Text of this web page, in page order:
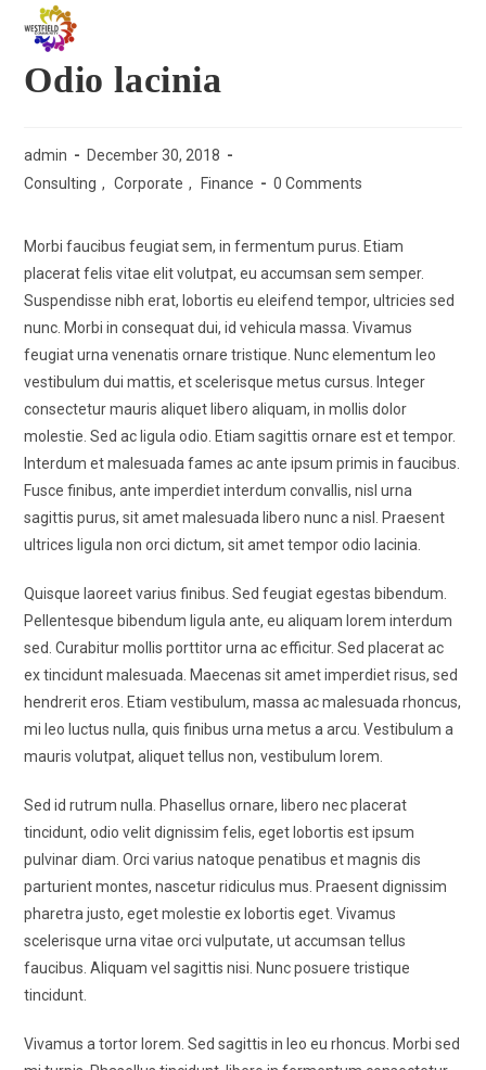
Odio lacinia
admin
December 30, 2018
Consulting , Corporate , Finance 0 Comments
Morbi faucibus feugiat sem, in fermentum purus. Etiam
placerat felis vitae elit volutpat, eu accumsan sem semper.
Suspendisse nibh erat, lobortis eu eleifend tempor, ultricies sed
nunc. Morbi in consequat dui, id vehicula massa. Vivamus
feugiat urna venenatis ornare tristique. Nunc elementum leo
vestibulum dui mattis, et scelerisque metus cursus. Integer
consectetur mauris aliquet libero aliquam, in mollis dolor
molestie. Sed ac ligula odio. Etiam sagittis ornare est et tempor.
Interdum et malesuada fames ac ante ipsum primis in faucibus.
Fusce finibus, ante imperdiet interdum convallis, nisl urna
sagittis purus, sit amet malesuada libero nunc a nisl. Praesent
ultrices ligula non orci dictum, sit amet tempor odio lacinia.
Quisque laoreet varius finibus. Sed feugiat egestas bibendum.
Pellentesque bibendum ligula ante, eu aliquam lorem interdum
sed. Curabitur mollis porttitor urna ac efficitur. Sed placerat ac
ex tincidunt malesuada. Maecenas sit amet imperdiet risus, sed
hendrerit eros. Etiam vestibulum, massa ac malesuada rhoncus,
mi leo luctus nulla, quis finibus urna metus a arcu. Vestibulum a
mauris volutpat, aliquet tellus non, vestibulum lorem.
Sed id rutrum nulla. Phasellus ornare, libero nec placerat
tincidunt, odio velit dignissim felis, eget lobortis est ipsum
pulvinar diam. Orci varius natoque penatibus et magnis dis
parturient montes, nascetur ridiculus mus. Praesent dignissim
pharetra justo, eget molestie ex lobortis eget. Vivamus
scelerisque urna vitae orci vulputate, ut accumsan tellus
faucibus. Aliquam vel sagittis nisi. Nunc posuere tristique
tincidunt.
Vivamus a tortor lorem. Sed sagittis in leo eu rhoncus. Morbi sed